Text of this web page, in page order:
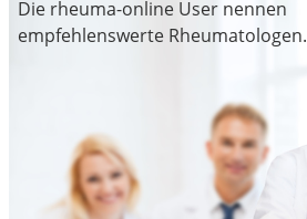
Die rheuma-online User nennen
empfehlenswerte Rheumatologen.